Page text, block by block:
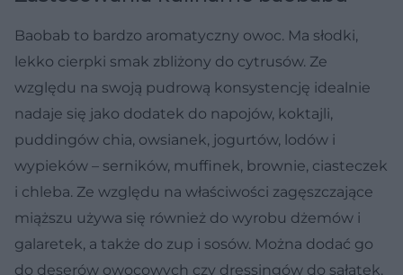
Baobab to bardzo aromatyczny owoc. Ma słodki,
lekko cierpki smak zbliżony do cytrusów. Ze
względu na swoją pudrową konsystencję idealnie
nadaje się jako dodatek do napojów, koktajli,
puddingów chia, owsianek, jogurtów, lodów i
wypieków – serników, muffinek, brownie, ciasteczek
i chleba. Ze względu na właściwości zagęszczające
miąższu używa się również do wyrobu dżemów i
galaretek, a także do zup i sosów. Można dodać go
do deserów owocowych czy dressingów do sałatek.